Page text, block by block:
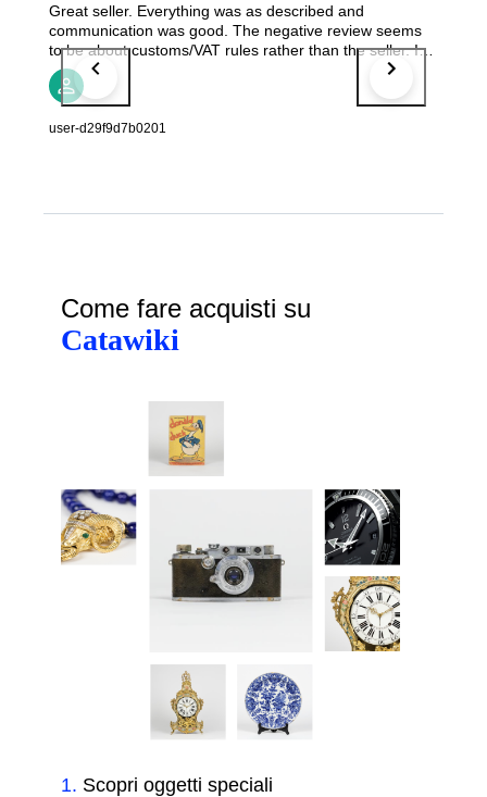
Great seller. Everything was as described and
communication was good. The negative review seems
to be about customs/VAT rules rather than the seller. I
would happily buy again.
user-d29f9d7b0201
Come fare acquisti su
Catawiki
1. Scopri oggetti speciali